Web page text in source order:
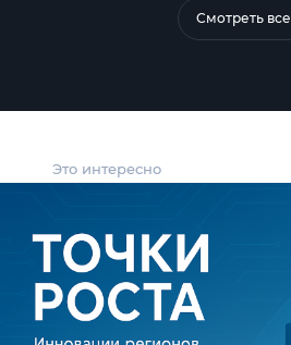
Это интересно
Смотреть все